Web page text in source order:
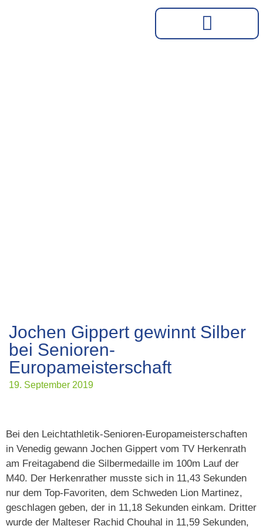
Jochen Gippert gewinnt Silber
bei Senioren-
Europameisterschaft
19. September 2019
Bei den Leichtathletik-Senioren-Europameisterschaften
in Venedig gewann Jochen Gippert vom TV Herkenrath
am Freitagabend die Silbermedaille im 100m Lauf der
M40. Der Herkenrather musste sich in 11,43 Sekunden
nur dem Top-Favoriten, dem Schweden Lion Martinez,
geschlagen geben, der in 11,18 Sekunden einkam. Dritter
wurde der Malteser Rachid Chouhal in 11,59 Sekunden,